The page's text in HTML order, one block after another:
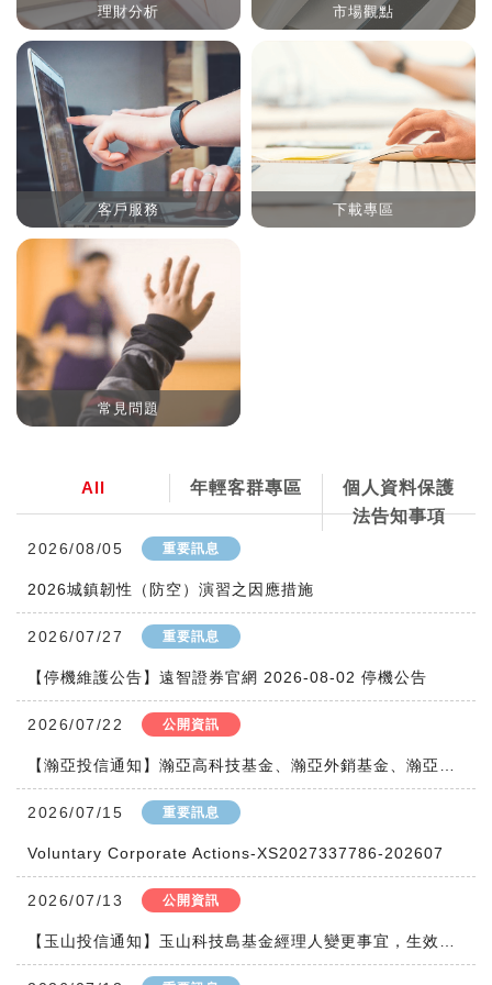
理財分析 市場觀點
客戶服務 下載專區
常見問題
All 年輕客群專區
個人資料保護
法告知事項
2026/08/05 重要訊息
2026城鎮韌性（防空）演習之因應措施
2026/07/27 重要訊息
【停機維護公告】遠智證券官網 2026-08-02 停機公告
2026/07/22 公開資訊
2026/07/15 重要訊息
Voluntary Corporate Actions-XS2027337786-202607
2026/07/13 公開資訊
刷新